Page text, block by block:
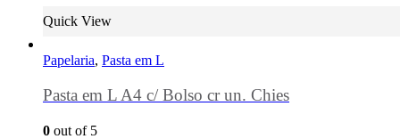
Quick View
Papelaria, Pasta em L
Pasta em L A4 c/ Bolso cr un. Chies
0 out of 5